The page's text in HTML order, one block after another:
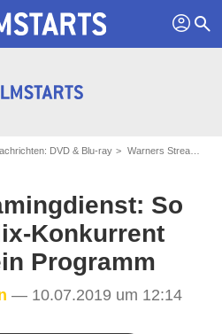
profil search
DVD & Blu-ray Warners Streamingdienst: So heißt der Netflix-Konkurrent und das ist sein Programm
So
Konkurrent
Programm
— 10.07.2019 um 12:14